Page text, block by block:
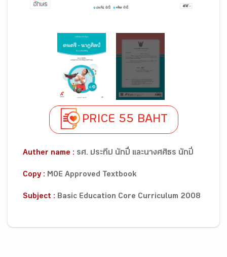
PRICE 55 BAHT
Auther name : รศ. ประทีป นักปื่ และนางศศิธร นักปี่
Copy : MOE Approved Textbook
Subject : Basic Education Core Curriculum 2008